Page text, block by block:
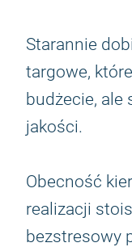
Starannie
targowe,
budżecie, ale
jakości.
Obecność
realizacji
bezstresowy